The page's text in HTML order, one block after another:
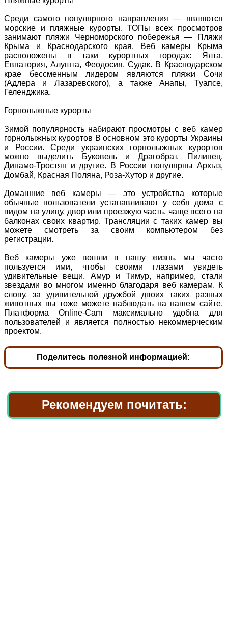
Среди самого популярного направления — являются
морские и пляжные курорты. ТОПы всех просмотров
занимают пляжи Черноморского побережья — Пляжи
Крыма и Краснодарского края. Веб камеры Крыма
расположены в таки курортных городах: Ялта,
Евпатория, Алушта, Феодосия, Судак. В Краснодарском
крае бессменным лидером являются пляжи Сочи
(Адлера и Лазаревского), а также Анапы, Туапсе,
Геленджика.
Горнолыжные курорты
Зимой популярность набирают просмотры с веб камер
горнолыжных курортов В основном это курорты Украины
и России. Среди украинских горнолыжных курортов
можно выделить Буковель и Драгобрат, Пилипец,
Динамо-Тростян и другие. В России популярны Архыз,
Домбай, Красная Поляна, Роза-Хутор и другие.
Домашние веб камеры — это устройства которые
обычные пользователи устанавливают у себя дома с
видом на улицу, двор или проезжую часть, чаще всего на
балконах своих квартир. Трансляции с таких камер вы
можете смотреть за своим компьютером без
регистрации.
Веб камеры уже вошли в нашу жизнь, мы часто
пользуется ими, чтобы своими глазами увидеть
удивительные вещи. Амур и Тимур, например, стали
звездами во многом именно благодаря веб камерам. К
слову, за удивительной дружбой двоих таких разных
животных вы тоже можете наблюдать на нашем сайте.
Платформа Online-Cam максимально удобна для
пользователей и является полностью некоммерческим
проектом.
Поделитесь полезной информацией:
Рекомендуем почитать: